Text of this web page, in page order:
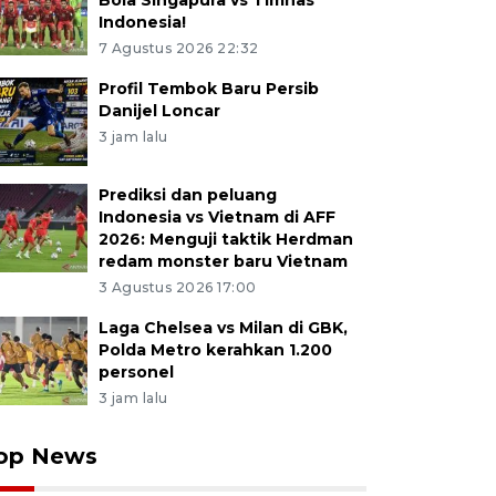
Indonesia!
7 Agustus 2026 22:32
Profil Tembok Baru Persib
Danijel Loncar
3 jam lalu
Prediksi dan peluang
Indonesia vs Vietnam di AFF
2026: Menguji taktik Herdman
redam monster baru Vietnam
3 Agustus 2026 17:00
Laga Chelsea vs Milan di GBK,
Polda Metro kerahkan 1.200
personel
3 jam lalu
News